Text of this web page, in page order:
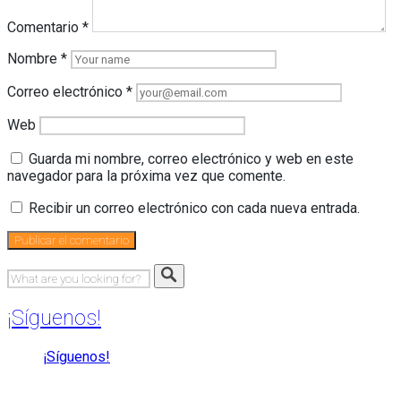
Comentario *
Nombre *
Correo electrónico *
Web
Guarda mi nombre, correo electrónico y web en este
navegador para la próxima vez que comente.
Recibir un correo electrónico con cada nueva entrada.
¡Síguenos!
¡Síguenos!